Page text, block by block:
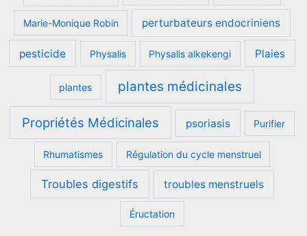
Marie-Monique Robin perturbateurs endocriniens
pesticide Physalis Physalis alkekengi Plaies
plantes plantes médicinales
Propriétés Médicinales psoriasis Purifier
Rhumatismes Régulation du cycle menstruel
Troubles digestifs troubles menstruels
Éructation